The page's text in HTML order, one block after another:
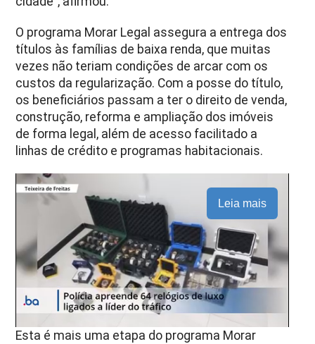
O programa Morar Legal assegura a entrega dos
títulos às famílias de baixa renda, que muitas
vezes não teriam condições de arcar com os
custos da regularização. Com a posse do título,
os beneficiários passam a ter o direito de venda,
construção, reforma e ampliação dos imóveis
de forma legal, além de acesso facilitado a
linhas de crédito e programas habitacionais.
Leia mais
Esta é mais uma etapa do programa Morar